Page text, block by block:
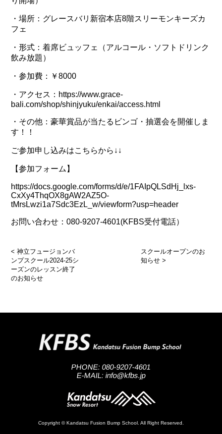
・場所：グレースバリ新宿本店8階スリーモンキーズカ
フェ
・形式：着席ビュッフェ（アルコール・ソフトドリンク
飲み放題）
・参加費：￥8000
・アクセス：https://www.grace-
bali.com/shop/shinjyuku/enkai/access.html
・その他：豪華賞品が当たるビンゴ・抽選会を開催しま
す！！
ご参加申し込みはこちらから↓↓
【参加フォーム】
https://docs.google.com/forms/d/e/1FAIpQLSdHj_lxs-
CxXy4ThqOX8gAW2AZ5O-
tMrsLwzi1a7Sdc3EzL_w/viewform?usp=header
お問い合わせ：080-9207-4601(KFBS受付電話）
<神立フュージョンバ
ンプスクール2024-25シ
ーズンのレッスン終了
のお知らせ
スクールオープンのお
知らせ >
PHONE: 080-9207-4601
E-MAIL: info@kfbs.jp
Copyright © Kandatsu Fusion Bump School. All Right Reserved.